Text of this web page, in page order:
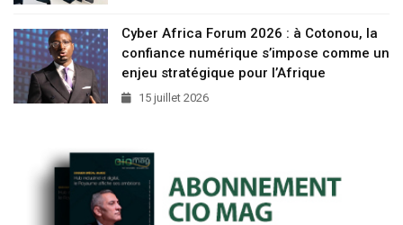
Cyber Africa Forum 2026 : à Cotonou, la
confiance numérique s’impose comme un
enjeu stratégique pour l’Afrique
15 juillet 2026